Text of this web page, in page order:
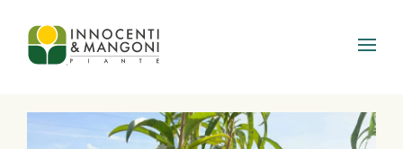
Skip to main content